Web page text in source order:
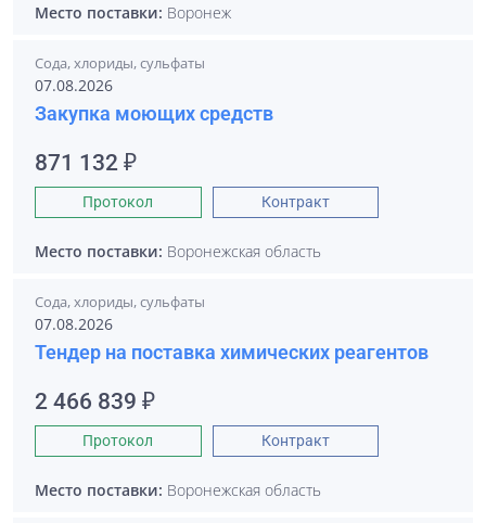
Место поставки: Воронеж
Сода, хлориды, сульфаты
07.08.2026
Закупка моющих средств
871 132 ₽
Протокол Контракт
Место поставки: Воронежская область
Сода, хлориды, сульфаты
07.08.2026
Тендер на поставка химических реагентов
2 466 839 ₽
Протокол Контракт
Место поставки: Воронежская область